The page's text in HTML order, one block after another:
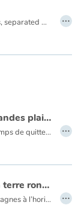
Sine and Saloum live in two villages, separated by a river. All the villagers stay on their shore, ignoring the other. That is the way it has always been. Despite this, the two children have learned to know each other and have become so inseparable that they do not intend to live one without the other. A great anger rises in the two villages when their secret is discovered : they broke the tradition. Yet although their families clash, the link between Sine and Saloum is so strong that they will find a way to be together forever through the water goddess Mami Wata. From their history will be born the Sine Saloum delta, inexhaustible source of life and peace lesson for both villages ... …
26 - Moko : La route des grandes plaines
Ce matin-là, Moko se dit qu’il est temps de quitter le pays de Meï-Li, il prépare sa pirogue. Un homme vient lui expliquer qu’il doit prendre la route des grandes plaines pour continuer son voyage. Moko rentre au village dire adieu à Meï-Li. Moko se met en chemin et un matin, il atteint cette fameuse route où l’horizon est infini. Le vent se lève et une bourrasque fait tomber Moko. En voyant sa pierre par terre, Moko pense à Meï-Li et se dit qu’il doit continuer pour ceux qu’il laisse. Il avance, serrant contre lui la pierre précieuse. Le cœur de Moko reprend espoir car il sait qu’un jour, son voyage prendra fin en le ramenant à ceux qu’ils aiment.
26 - Moko : The route of the great plains
…
01 - Moko : Les monts de la terre ronde
Intrigué par le nom donné aux montagnes à l’horizon, « les monts de la Terre ronde », Moko se met en marche pour savoir si la Terre est bien ronde. Un vieux lui dit qu’en effet, en marchant droit devant lui, il pourrait bien faire le tour de la Terre et revenir à son point de départ. Moko suit ses conseils… et fait le tour de la Terre en revenant à son village sans avoir rebroussé chemin. Mais n’ayant pas eu la sensation de tourner autour d’une boule, il continue de penser que la Terre est plate. …